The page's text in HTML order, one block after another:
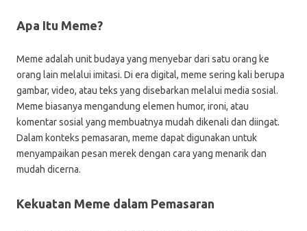
Apa Itu Meme?
Meme adalah unit budaya yang menyebar dari satu orang ke
orang lain melalui imitasi. Di era digital, meme sering kali berupa
gambar, video, atau teks yang disebarkan melalui media sosial.
Meme biasanya mengandung elemen humor, ironi, atau
komentar sosial yang membuatnya mudah dikenali dan diingat.
Dalam konteks pemasaran, meme dapat digunakan untuk
menyampaikan pesan merek dengan cara yang menarik dan
mudah dicerna.
Kekuatan Meme dalam Pemasaran